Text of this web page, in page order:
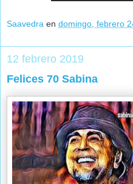
Saavedra en domingo, febrero
12 febrero 2019
Felices 70 Sabina